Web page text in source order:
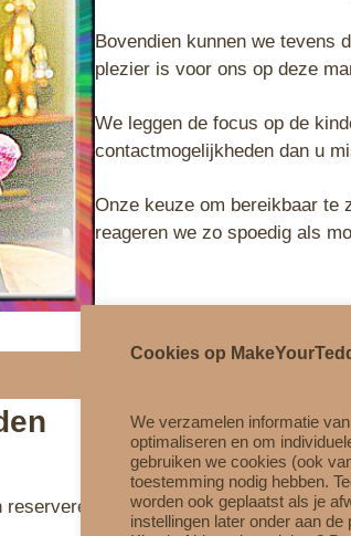
Bovendien kunnen we tevens
plezier is voor ons op deze
We leggen de focus op de
contactmogelijkheden dan u
Onze keuze om bereikbaar te
reageren we zo spoedig als
Of een kinderfeest boeken?
Cookies op
We verzamelen informatie
optimaliseren en om
gebruiken we cookies (ook
toestemming nodig hebben.
worden ook geplaatst als je
instellingen later onder aan